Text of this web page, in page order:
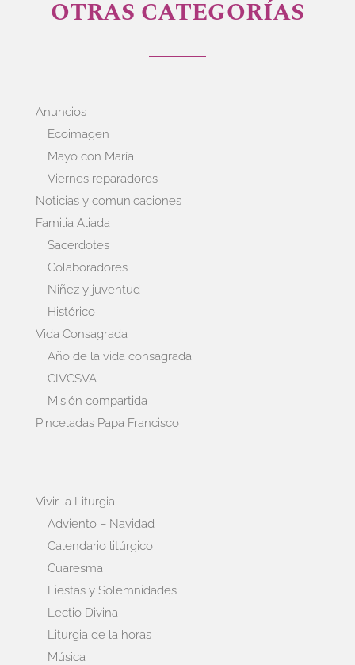
OTRAS CATEGORÍAS
Anuncios
Ecoimagen
Mayo con María
Viernes reparadores
Noticias y comunicaciones
Familia Aliada
Sacerdotes
Colaboradores
Niñez y juventud
Histórico
Vida Consagrada
Año de la vida consagrada
CIVCSVA
Misión compartida
Pinceladas Papa Francisco
Vivir la Liturgia
Adviento – Navidad
Calendario litúrgico
Cuaresma
Fiestas y Solemnidades
Lectio Divina
Liturgia de la horas
Música